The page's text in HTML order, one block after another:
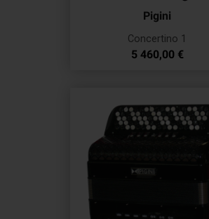
Pigini
Concertino 1
Prix
5 460,00 €